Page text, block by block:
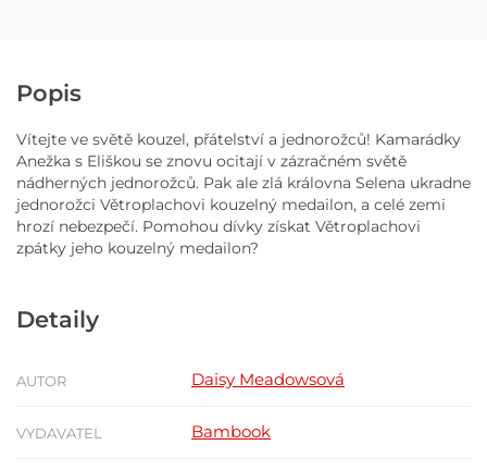
Popis
Vítejte ve světě kouzel, přátelství a jednorožců! Kamarádky
Anežka s Eliškou se znovu ocitají v zázračném světě
nádherných jednorožců. Pak ale zlá královna Selena ukradne
jednorožci Větroplachovi kouzelný medailon, a celé zemi
hrozí nebezpečí. Pomohou dívky získat Větroplachovi
zpátky jeho kouzelný medailon?
Detaily
AUTOR Daisy Meadowsová
VYDAVATEL Bambook